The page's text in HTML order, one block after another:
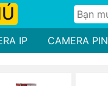
IP CAMERA PIN